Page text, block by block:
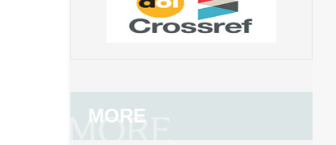
MORE